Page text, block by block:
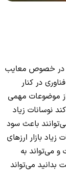
در خصوص معایب
در کنار
از موضوعات مهمی
نوسانات زیاد
باعث سود
زیاد بازار ارزهای
و می‌تواند به
بدانید می‌تواند